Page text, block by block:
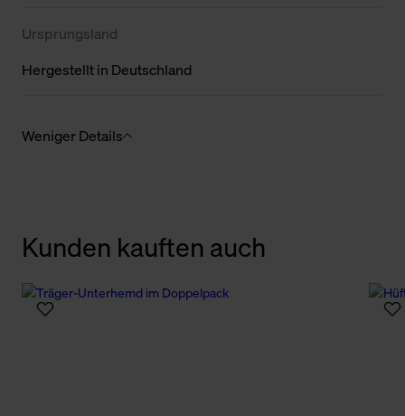
Ursprungsland
Hergestellt in Deutschland
Weniger Details
Kunden kauften auch